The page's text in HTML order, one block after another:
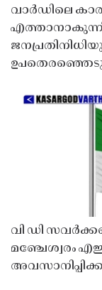
വാർഡിലെ
വി ഡി
മഞ്ചേശ്വരം